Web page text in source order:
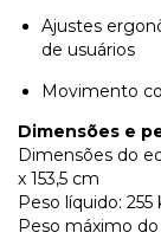
Ajustes
de usuários
Movimento
Dimensões e
Dimensões do
x 153,5 cm
Peso líquido: 255
Peso máximo do